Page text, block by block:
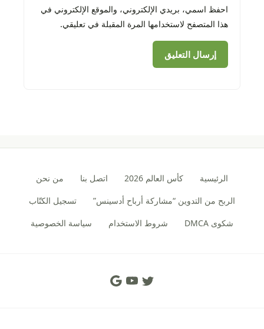
احفظ اسمي، بريدي الإلكتروني، والموقع الإلكتروني في
هذا المتصفح لاستخدامها المرة المقبلة في تعليقي.
الرئيسية كأس العالم 2026 اتصل بنا
من نحن
الربح من التدوين “مشاركة أرباح أدسينس”
تسجيل الكتّاب
شكوى DMCA
شروط الاستخدام سياسة الخصوصية
Social Links